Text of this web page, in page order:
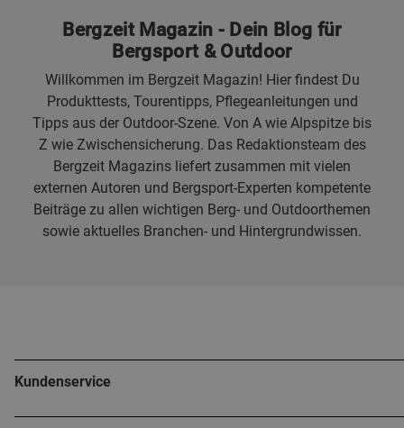
Bergzeit Magazin - Dein Blog für
Bergsport & Outdoor
Willkommen im Bergzeit Magazin! Hier findest Du
Produkttests, Tourentipps, Pflegeanleitungen und
Tipps aus der Outdoor-Szene. Von A wie Alpspitze bis
Z wie Zwischensicherung. Das Redaktionsteam des
Bergzeit Magazins liefert zusammen mit vielen
externen Autoren und Bergsport-Experten kompetente
Beiträge zu allen wichtigen Berg- und Outdoorthemen
sowie aktuelles Branchen- und Hintergrundwissen.
Kundenservice